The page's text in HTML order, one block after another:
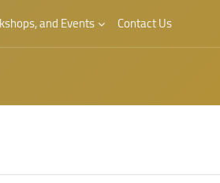
and Events
Contact Us